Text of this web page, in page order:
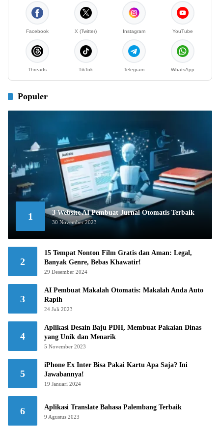
Facebook X (Twitter) Instagram YouTube
Threads TikTok Telegram WhatsApp
Populer
1 3 Website AI Pembuat Jurnal Otomatis Terbaik
30 November 2023
2
15 Tempat Nonton Film Gratis dan Aman: Legal,
Banyak Genre, Bebas Khawatir!
29 Desember 2024
3
AI Pembuat Makalah Otomatis: Makalah Anda Auto
Rapih
24 Juli 2023
4
Aplikasi Desain Baju PDH, Membuat Pakaian Dinas
yang Unik dan Menarik
5 November 2023
5
iPhone Ex Inter Bisa Pakai Kartu Apa Saja? Ini
Jawabannya!
19 Januari 2024
6 Aplikasi Translate Bahasa Palembang Terbaik
9 Agustus 2023